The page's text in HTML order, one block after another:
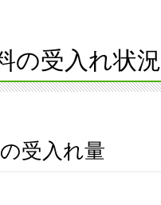
の受入れ状況
受入れ量